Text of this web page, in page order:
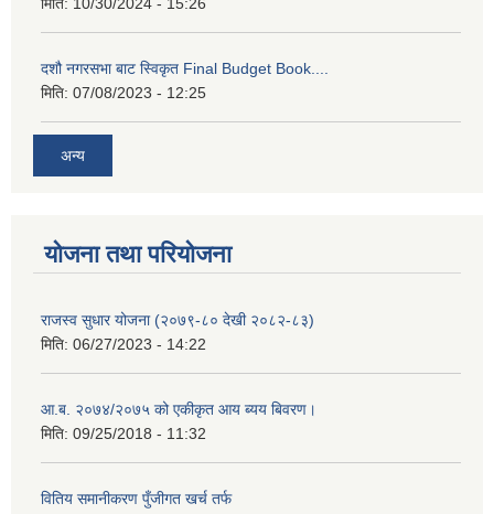
मिति: 10/30/2024 - 15:26
दशौ नगरसभा बाट स्विकृत Final Budget Book....
मिति: 07/08/2023 - 12:25
अन्य
योजना तथा परियोजना
राजस्व सुधार योजना (२०७९-८० देखी २०८२-८३)
मिति: 06/27/2023 - 14:22
आ.ब. २०७४/२०७५ को एकीकृत आय ब्यय बिवरण।
मिति: 09/25/2018 - 11:32
वितिय समानीकरण पुँजीगत खर्च तर्फ